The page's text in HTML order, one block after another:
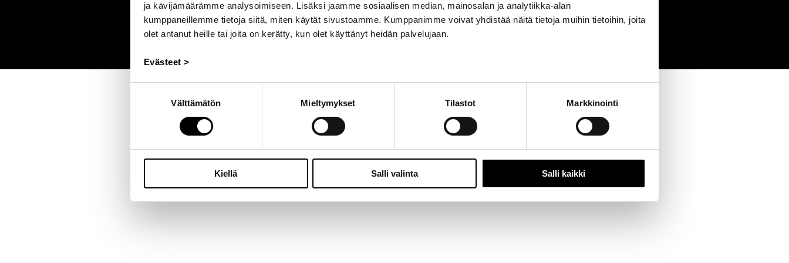
ja kävijämäärämme analysoimiseen. Lisäksi jaamme sosiaalisen median, mainosalan ja analytiikka-alan
kumppaneillemme tietoja siitä, miten käytät sivustoamme. Kumppanimme voivat yhdistää näitä tietoja muihin tietoihin, joita
olet antanut heille tai joita on kerätty, kun olet käyttänyt heidän palvelujaan.
Evästeet >
Välttämätön Mieltymykset Tilastot Markkinointi
Kiellä Salli valinta Salli kaikki
Jalasjärvi: Hallitie 1, 61600 Jalasjärvi | Avoinna: Ma-Pe 8:00 – 16:00 |06 457 5060
© 2024 - Seitoy Oy | Desing by
KOKO-Markkinointi